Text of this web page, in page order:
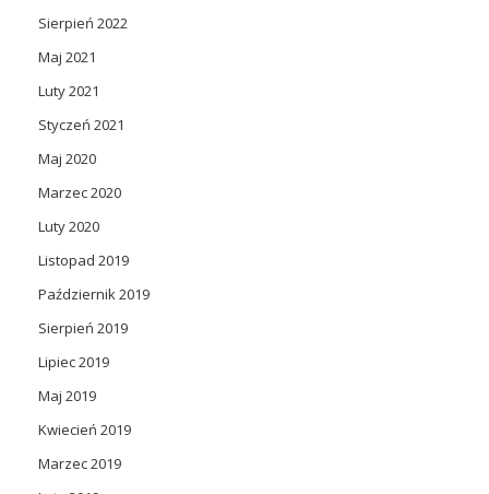
Sierpień 2022
Maj 2021
Luty 2021
Styczeń 2021
Maj 2020
Marzec 2020
Luty 2020
Listopad 2019
Październik 2019
Sierpień 2019
Lipiec 2019
Maj 2019
Kwiecień 2019
Marzec 2019